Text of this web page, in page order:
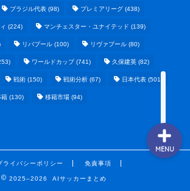
ブラジル代表 (98) プレミアリーグ (438)
(224) マンチェスター・ユナイテッド (139)
リバプール (100) リヴァプール (80)
ワールドカップ(741) 久保建英 (82)
戦術 (150) 戦術分析 (67) 日本代表 (501)
籍 (130) 移籍市場 (94)
ライバシーポリシー 免責事項
2025–2026 AIサッカーまとめ
MENU
テクノロジーまとめ
ビジネス・経済まとめ